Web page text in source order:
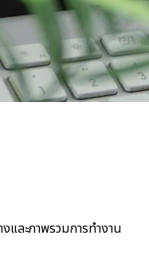
และภาพรวมการทำงาน